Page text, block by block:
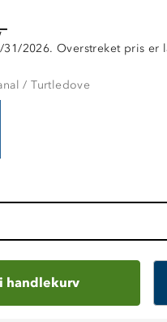
2026. Overstreket pris er
/ Turtledove
handlekurv